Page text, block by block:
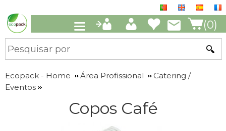
(0)
Ecopack - Home Área Profissional
Catering /
Eventos
Copos Café